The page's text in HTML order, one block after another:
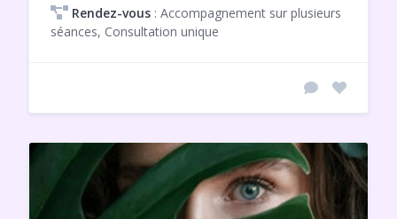
Rendez-vous : Accompagnement sur plusieurs
séances, Consultation unique